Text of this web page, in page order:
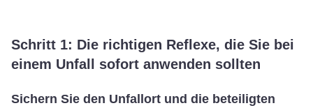
Schritt 1: Die richtigen Reflexe, die Sie bei
einem Unfall sofort anwenden sollten
Sichern Sie den Unfallort und die beteiligten